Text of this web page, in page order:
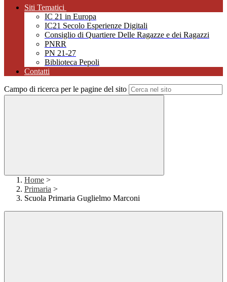
Siti Tematici
IC 21 in Europa
IC21 Secolo Esperienze Digitali
Consiglio di Quartiere Delle Ragazze e dei Ragazzi
PNRR
PN 21-27
Biblioteca Pepoli
Contatti
Campo di ricerca per le pagine del sito
Home >
Primaria >
Scuola Primaria Guglielmo Marconi